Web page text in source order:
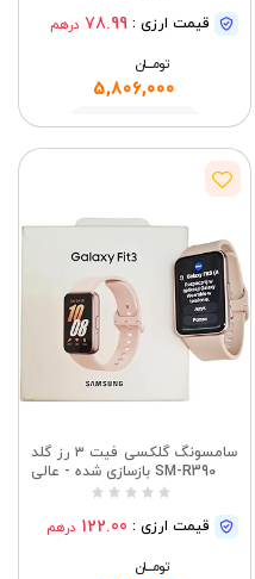
آب IP67 برای اندروید/iOS
قیمت ارزی : 78.99 درهم
تومــــــان
5,806,000
مشاهده
سامسونگ گلکسی فیت ۳ رز گلد
SM-R390 بازسازی شده - عالی
قیمت ارزی : 122.00 درهم
تومــــــان